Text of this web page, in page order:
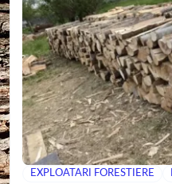
EXPLOATARI FORESTIERE